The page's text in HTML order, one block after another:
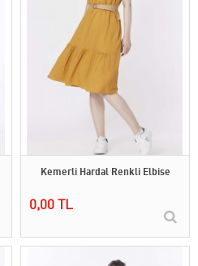
Kemerli Hardal Renkli Elbise
0,00 TL